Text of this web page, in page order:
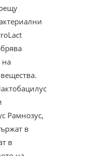
на
Рамнозус,
в
в